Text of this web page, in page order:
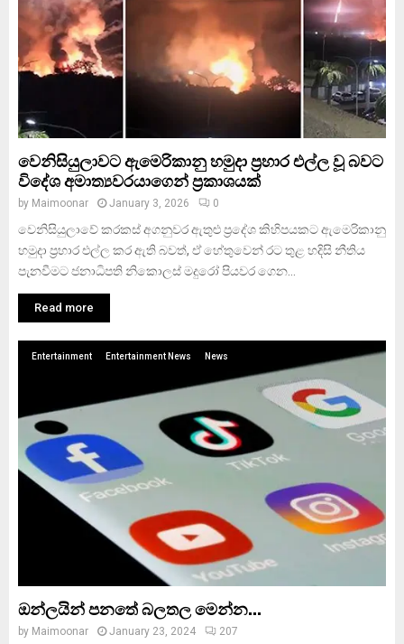
වෙනිසියුලාවට ඇමෙරිකානු හමුදා ප්‍රහාර එල්ල වූ බවට
විදේශ අමාත්‍යවරයාගෙන් ප්‍රකාශයක්
by Maimoonar January 3, 2026 0
වෙනිසියුලාවේ කරකස් අගනුවර ඇතුළු ප්‍රදේශ කිහිපයකට ඇමෙරිකානු
හමුදා ප්‍රහාර එල්ල කර ඇති බවත්, ඒ හේතුවෙන් රට තුළ හදිසි නීතිය
පැනවීමට ජනාධිපති නිකොලස් මදුරෝ පියවර ගෙන...
Read more
Entertainment Entertainment News News
ඔන්ලයින් පනතේ බලතල මෙන්න…
by Maimoonar January 23, 2024 207